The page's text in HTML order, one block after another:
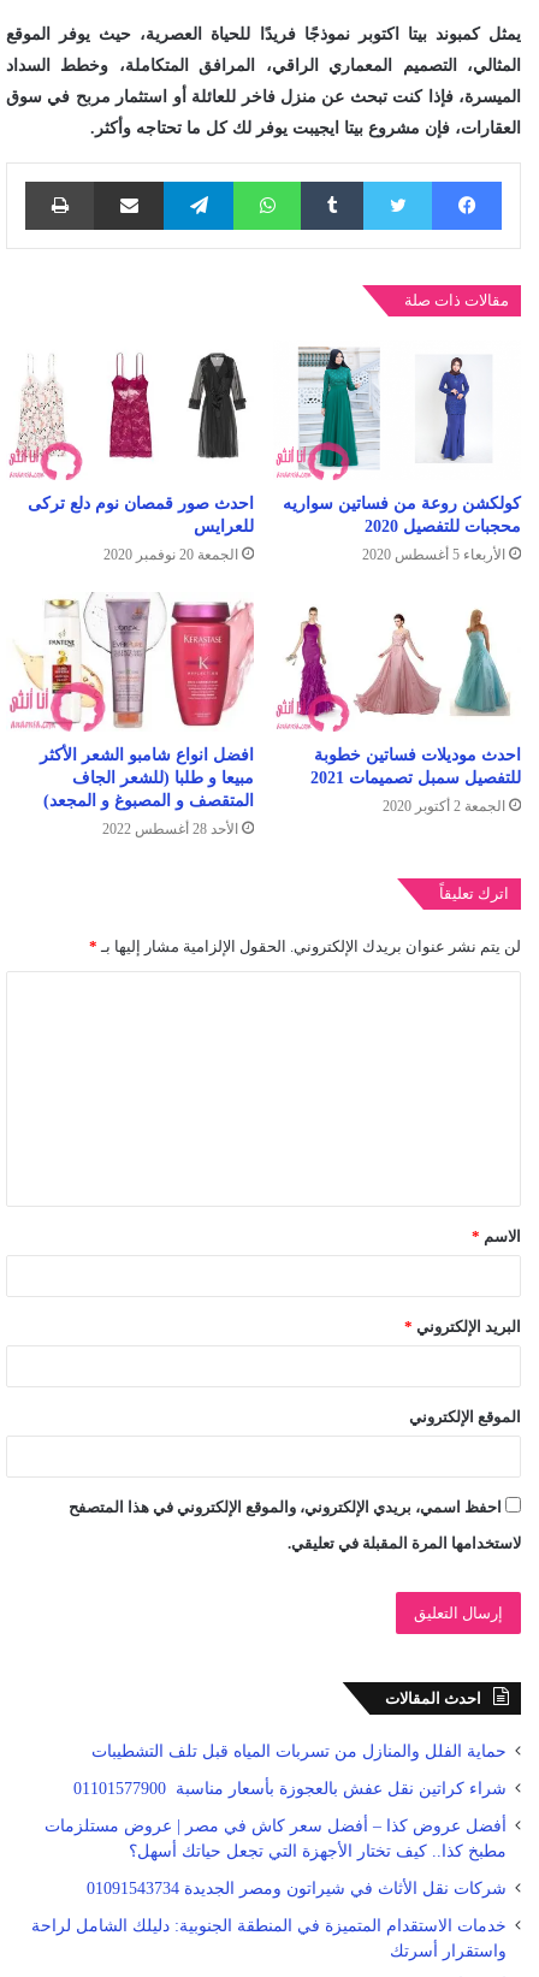
يمثل كمبوند بيتا اكتوبر نموذجًا فريدًا للحياة العصرية، حيث يوفر الموقع
المثالي، التصميم المعماري الراقي، المرافق المتكاملة، وخطط السداد
الميسرة، فإذا كنت تبحث عن منزل فاخر للعائلة أو استثمار مربح في سوق
العقارات، فإن مشروع بيتا ايجيبت يوفر لك كل ما تحتاجه وأكثر.
فيسبوك تويتر واتساب تيلقرام مشاركة عبر البريد
مقالات ذات صلة
كولكشن روعة من فساتين سواريه
محجبات للتفصيل 2020
الأربعاء 5 أغسطس 2020
احدث صور قمصان نوم دلع تركى
للعرايس
الجمعة 20 نوفمبر 2020
احدث موديلات فساتين خطوبة
للتفصيل سمبل تصميمات 2021
الجمعة 2 أكتوبر 2020
افضل انواع شامبو الشعر الأكثر
مبيعا و طلبا (للشعر الجاف
المتقصف و المصبوغ و المجعد)
الأحد 28 أغسطس 2022
اترك تعليقاً
لن يتم نشر عنوان بريدك الإلكتروني. الحقول الإلزامية مشار إليها بـ *
ق
*الاسم *
البريد الإلكتروني *
الموقع الإلكتروني
احفظ اسمي، بريدي الإلكتروني، والموقع الإلكتروني في هذا المتصفح
لاستخدامها المرة المقبلة في تعليقي.
احدث المقالات
حماية الفلل والمنازل من تسربات المياه قبل تلف التشطيبات
شراء كراتين نقل عفش بالعجوزة بأسعار مناسبة 01101577900
أفضل عروض كذا – أفضل سعر كاش في مصر | عروض مستلزمات
مطبخ كذا.. كيف تختار الأجهزة التي تجعل حياتك أسهل؟
شركات نقل الأثاث في شيراتون ومصر الجديدة 01091543734
خدمات الاستقدام المتميزة في المنطقة الجنوبية: دليلك الشامل لراحة
واستقرار أسرتك